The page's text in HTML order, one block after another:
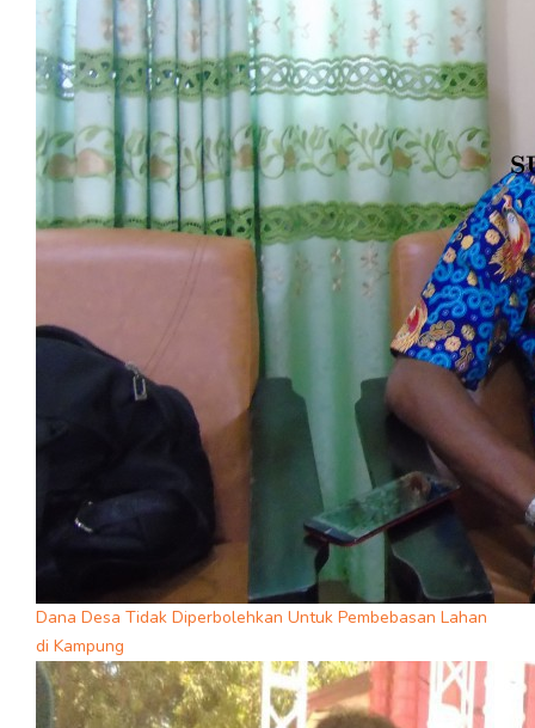
Dana Desa Tidak Diperbolehkan Untuk Pembebasan Lahan
di Kampung